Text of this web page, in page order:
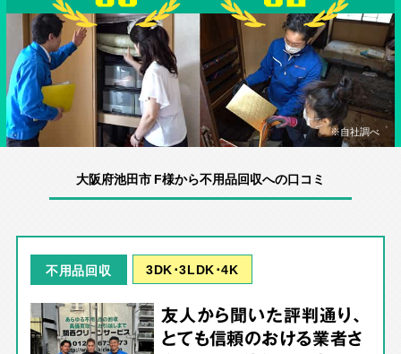
※自社調べ
大阪府池田市 F様から不用品回収への口コミ
不用品回収 3DK･3LDK･4K
友人から聞いた評判通り、
とても信頼のおける業者さ